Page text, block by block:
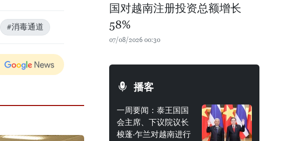
#消毒通道
国对越南注册投资总额增长
58%
07/08/2026 00:30
播客
一周要闻：泰王国国
会主席、下议院议长
梭蓬·乍兰对越南进行